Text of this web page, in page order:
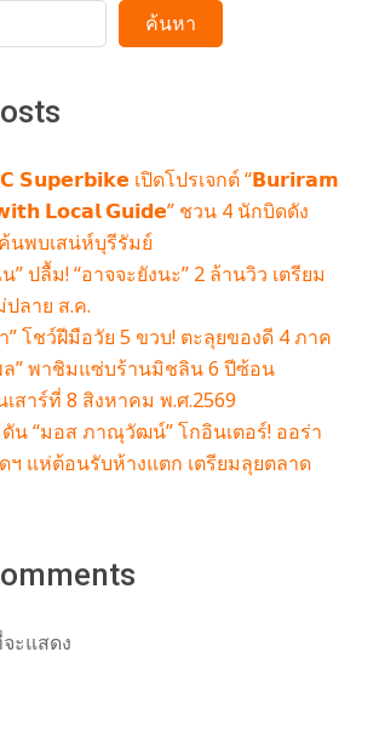
ค้นหา
𝗦𝘂𝗽𝗲𝗿𝗯𝗶𝗸𝗲 เปิดโปรเจกต์ “𝗕𝘂𝗿𝗶𝗿𝗮𝗺
𝗟𝗼𝗰𝗮𝗹 𝗚𝘂𝗶𝗱𝗲” ชวน 4 นักบิดดัง
นพบเสน่ห์บุรีรัมย์
ปลื้ม! “อาจจะยังนะ” 2 ล้านวิว เตรียม
ปลาย ส.ค.
” โชว์ฝีมือวัย 5 ขวบ! ตะลุยของดี 4 ภาค
ล” พาชิมแซ่บร้านมิชลิน 6 ปีซ้อน
เสาร์ที่ 8 สิงหาคม พ.ศ.2569
น “มอส ภาณุวัฒน์” โกอินเตอร์! ออร่า
ฯ แห่ต้อนรับห้างแตก เตรียมลุยตลาด
ะแสดง